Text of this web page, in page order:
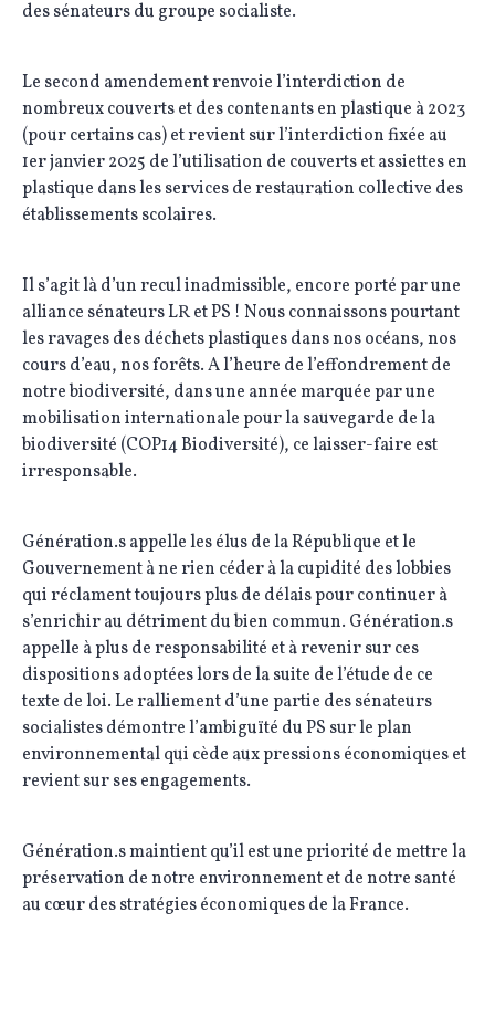
des sénateurs du groupe socialiste.
Le second amendement renvoie l’interdiction de
nombreux couverts et des contenants en plastique à 2023
(pour certains cas) et revient sur l’interdiction fixée au
1er janvier 2025 de l’utilisation de couverts et assiettes en
plastique dans les services de restauration collective des
établissements scolaires.
Il s’agit là d’un recul inadmissible, encore porté par une
alliance sénateurs LR et PS ! Nous connaissons pourtant
les ravages des déchets plastiques dans nos océans, nos
cours d’eau, nos forêts. A l’heure de l’effondrement de
notre biodiversité, dans une année marquée par une
mobilisation internationale pour la sauvegarde de la
biodiversité (COP14 Biodiversité), ce laisser-faire est
irresponsable.
Génération.s appelle les élus de la République et le
Gouvernement à ne rien céder à la cupidité des lobbies
qui réclament toujours plus de délais pour continuer à
s’enrichir au détriment du bien commun. Génération.s
appelle à plus de responsabilité et à revenir sur ces
dispositions adoptées lors de la suite de l’étude de ce
texte de loi. Le ralliement d’une partie des sénateurs
socialistes démontre l’ambiguïté du PS sur le plan
environnemental qui cède aux pressions économiques et
revient sur ses engagements.
Génération.s maintient qu’il est une priorité de mettre la
préservation de notre environnement et de notre santé
au cœur des stratégies économiques de la France.